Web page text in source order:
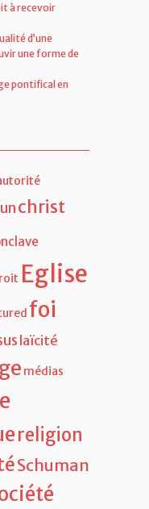
à recevoir
d’une
une forme de
pontifical en
christ
Eglise
foi
laïcité
médias
religion
Schuman